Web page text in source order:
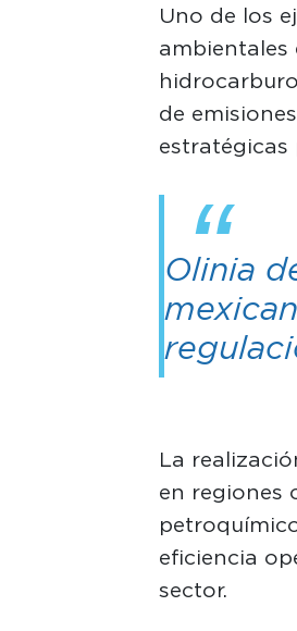
Uno de los
de
estratégicas
Olinia
La
en regiones
eficiencia
sector.